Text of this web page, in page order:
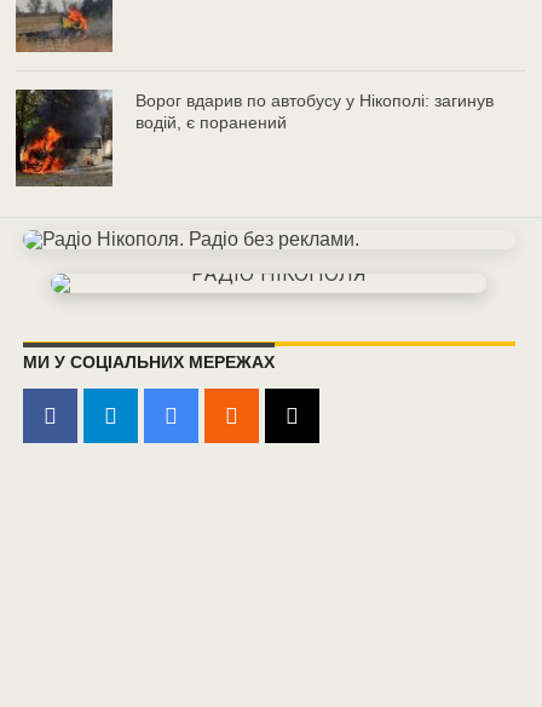
Ворог вдарив по автобусу у Нікополі: загинув
водій, є поранений
МИ У СОЦІАЛЬНИХ МЕРЕЖАХ